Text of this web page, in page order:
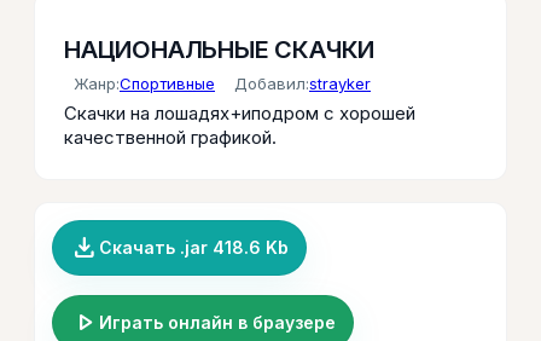
НАЦИОНАЛЬНЫЕ СКАЧКИ
Жанр:Спортивные Добавил:strayker
Скачки на лошадях+иподром с хорошей
качественной графикой.
file_download Скачать .jar 418.6 Kb
play_arrow Играть онлайн в браузере